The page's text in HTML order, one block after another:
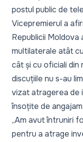
postul public de
Vicepremierul a
Republicii
multilaterale atât
cât și cu oficiali din
discuțiile nu s-au
vizat atragerea de
însoțite de
„Am avut întruniri
pentru a atrage